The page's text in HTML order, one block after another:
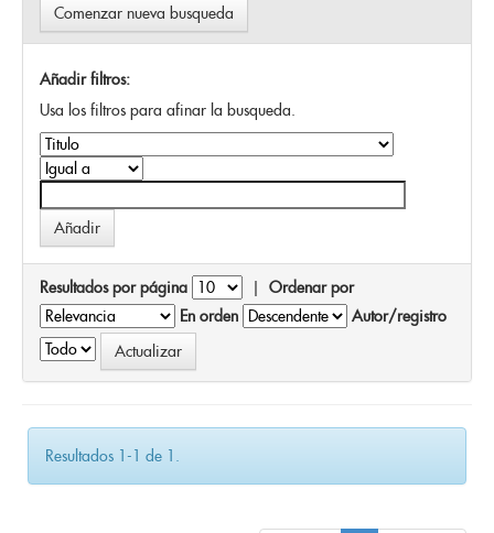
Comenzar nueva busqueda
Añadir filtros:
Usa los filtros para afinar la busqueda.
Resultados por página | Ordenar por
En orden
Autor/registro
Resultados 1-1 de 1.